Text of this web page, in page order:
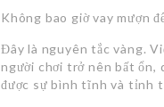
Không bao giờ vay mượn
Đây là nguyên tắc vàng.
người chơi trở nên bất ổn,
được sự bình tĩnh và tỉnh